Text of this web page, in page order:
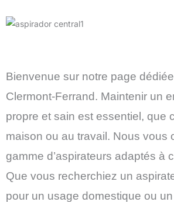
Bienvenue sur notre page
Clermont-Ferrand. Maintenir un
propre et sain est essentiel, que
maison ou au travail. Nous vous
gamme d’aspirateurs adaptés à
Que vous recherchiez un
pour un usage domestique ou